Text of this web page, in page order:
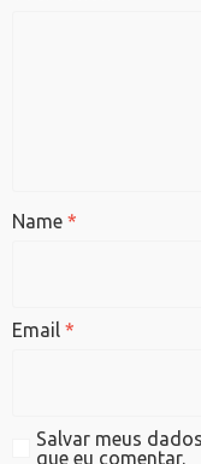
Name *
Email *
Salvar meus
que eu comentar.